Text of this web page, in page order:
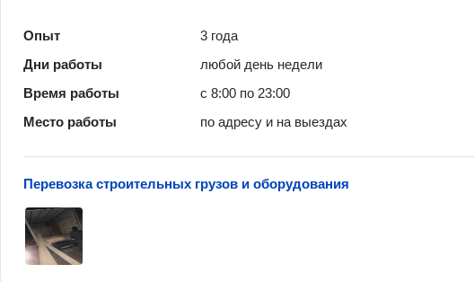
Опыт
3 года
Дни работы
любой день недели
Время работы
с 8:00 по 23:00
Место работы
по адресу и на выездах
Перевозка строительных грузов и оборудования